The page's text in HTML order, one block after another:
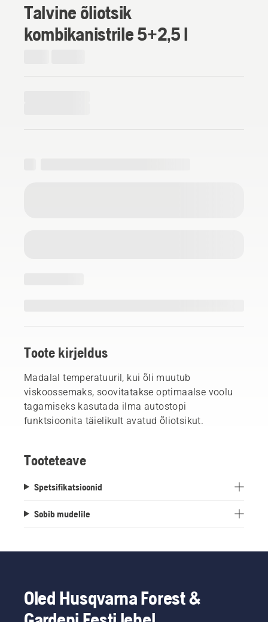
Talvine õliotsik
kombikanistrile 5+2,5 l
Toote kirjeldus
Madalal temperatuuril, kui õli muutub
viskoossemaks, soovitatakse optimaalse voolu
tagamiseks kasutada ilma autostopi
funktsioonita täielikult avatud õliotsikut.
Tooteteave
Spetsifikatsioonid
Sobib mudelile
Oled Husqvarna Forest &